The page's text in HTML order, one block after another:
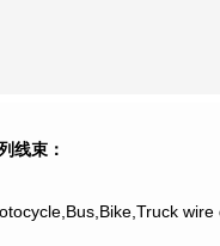
线束：